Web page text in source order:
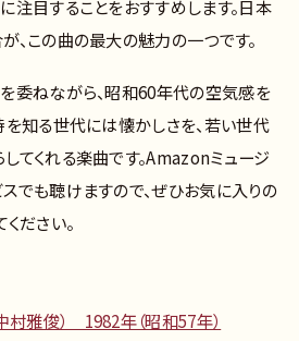
注目することをおすすめします。日本
、この曲の最大の魅力の一つです。
委ねながら、昭和60年代の空気感を
を知る世代には懐かしさを、若い世代
てくれる楽曲です。Amazonミュージ
でも聴けますので、ぜひお気に入りの
ださい。
村雅俊） 1982年（昭和57年）